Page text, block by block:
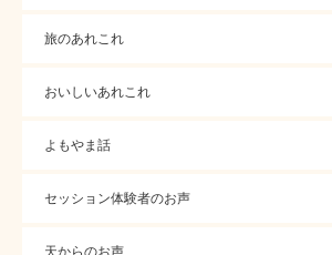
旅のあれこれ
おいしいあれこれ
よもやま話
セッション体験者のお声
天からのお声